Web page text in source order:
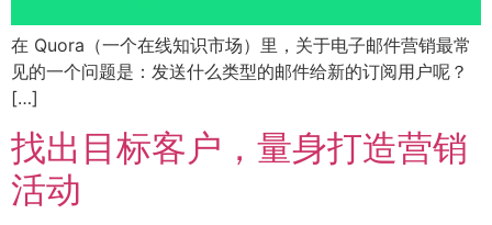
在 Quora（一个在线知识市场）里，关于电子邮件营销最常
见的一个问题是：发送什么类型的邮件给新的订阅用户呢？
[…]
找出目标客户，量身打造营销
活动